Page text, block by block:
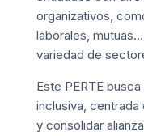
organizativos,
laborales,
variedad de
Este PERTE
inclusiva,
y consolidar